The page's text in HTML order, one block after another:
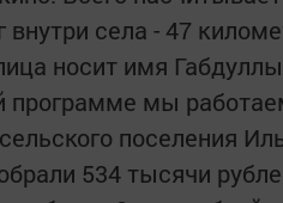
внутри села - 47
носит имя
программе мы
поселения
534 тысячи